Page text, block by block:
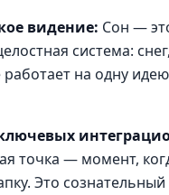
видение: Сон —
система:
на одну
точка — момент,
Это